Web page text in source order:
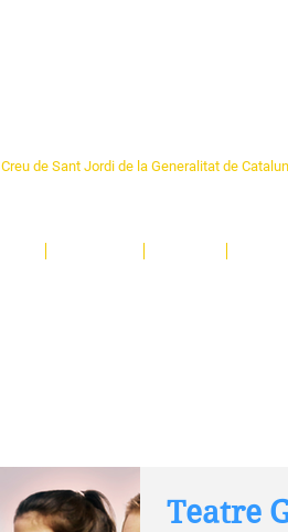
Creu de Sant Jordi de la Generalitat de
Teatre